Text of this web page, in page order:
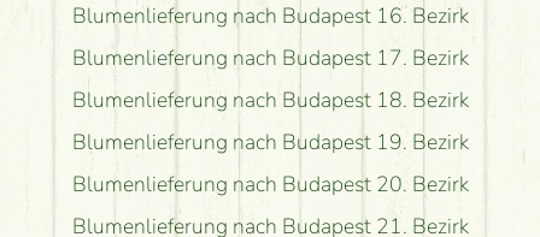
Blumenlieferung nach Budapest 16. Bezirk
Blumenlieferung nach Budapest 17. Bezirk
Blumenlieferung nach Budapest 18. Bezirk
Blumenlieferung nach Budapest 19. Bezirk
Blumenlieferung nach Budapest 20. Bezirk
Blumenlieferung nach Budapest 21. Bezirk